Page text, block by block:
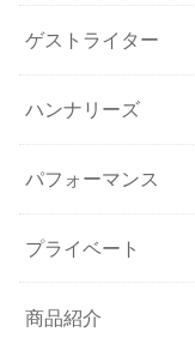
ゲストライター
ハンナリーズ
パフォーマンス
プライベート
商品紹介